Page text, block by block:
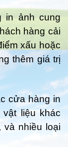
in ảnh cung
hàng cải
xấu hoặc
thêm giá trị
cửa hàng in
liệu khác
và nhiều loại